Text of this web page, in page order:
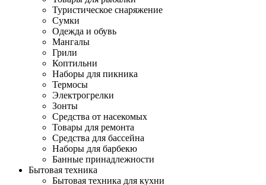
Туристическое снаряжение
Сумки
Одежда и обувь
Мангалы
Грили
Коптильни
Наборы для пикника
Термосы
Электрогрелки
Зонты
Средства от насекомых
Товары для ремонта
Средства для бассейна
Наборы для барбекю
Банные принадлежности
Бытовая техника
Бытовая техника для кухни